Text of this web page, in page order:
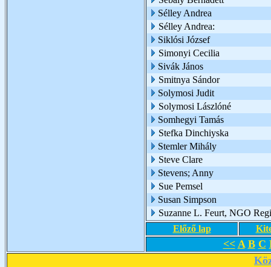
Sélley Andrea
Sélley Andrea:
Siklósi József
Simonyi Cecilia
Sivák János
Smitnya Sándor
Solymosi Judit
Solymosi Lászlóné
Somhegyi Tamás
Stefka Dinchiyska
Stemler Mihály
Steve Clare
Stevens; Anny
Sue Pemsel
Susan Simpson
Suzanne L. Feurt, NGO
Előző lap
<< A B C